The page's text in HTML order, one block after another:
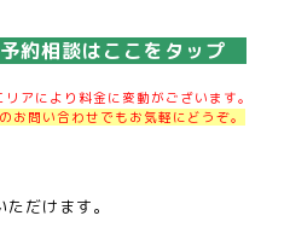
約相談はここをタップ
アにより料金に変動がございます。
お問い合わせでもお気軽にどうぞ。
だけます。